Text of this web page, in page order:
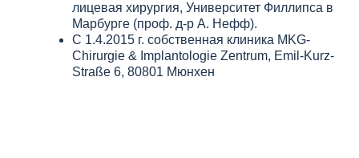
лицевая хирургия, Университет Филлипса в
Марбурге (проф. д-р А. Нефф).
С 1.4.2015 г. собственная клиника MKG-
Chirurgie & Implantologie Zentrum, Emil-Kurz-
Straße 6, 80801 Мюнхен